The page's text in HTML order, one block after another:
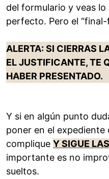
del formulario y veas
perfecto. Pero el
ALERTA: SI CIERRAS
EL JUSTIFICANTE, TE
HABER PRESENTADO.
Y si en algún punto
poner en el
complique Y SIGUE
importante es no
sueltos.